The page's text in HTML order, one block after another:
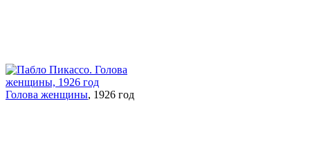
Голова женщины, 1926 год